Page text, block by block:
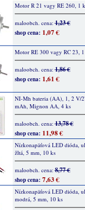
Motor R 21 vagy RE 260, 1
maloobch. cena:1,23 €
shop cena: 1,07 €
Motor RE 300 vagy RC 23,
maloobch. cena:1,86 €
shop cena: 1,61 €
NI-Mh bateria (AA), 1, 2 V/
mAh, Mignon AA, 4 ks
maloobch. cena:13,78 €
shop cena: 11,98 €
Nízkonapäťová LED dióda,
žltá, 5 mm, 10 ks
maloobch. cena:8,77 €
shop cena: 7,63 €
Nízkonapäťová LED dióda,
modrá, 5 mm, 10 ks